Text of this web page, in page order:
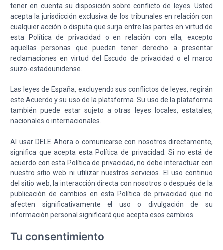
tener en cuenta su disposición sobre conflicto de leyes. Usted
acepta la jurisdicción exclusiva de los tribunales en relación con
cualquier acción o disputa que surja entre las partes en virtud de
esta Política de privacidad o en relación con ella, excepto
aquellas personas que puedan tener derecho a presentar
reclamaciones en virtud del Escudo de privacidad o el marco
suizo-estadounidense.
Las leyes de España, excluyendo sus conflictos de leyes, regirán
este Acuerdo y su uso de la plataforma. Su uso de la plataforma
también puede estar sujeto a otras leyes locales, estatales,
nacionales o internacionales.
Al usar DELE Ahora o comunicarse con nosotros directamente,
significa que acepta esta Política de privacidad. Si no está de
acuerdo con esta Política de privacidad, no debe interactuar con
nuestro sitio web ni utilizar nuestros servicios. El uso continuo
del sitio web, la interacción directa con nosotros o después de la
publicación de cambios en esta Política de privacidad que no
afecten significativamente el uso o divulgación de su
información personal significará que acepta esos cambios.
Tu consentimiento